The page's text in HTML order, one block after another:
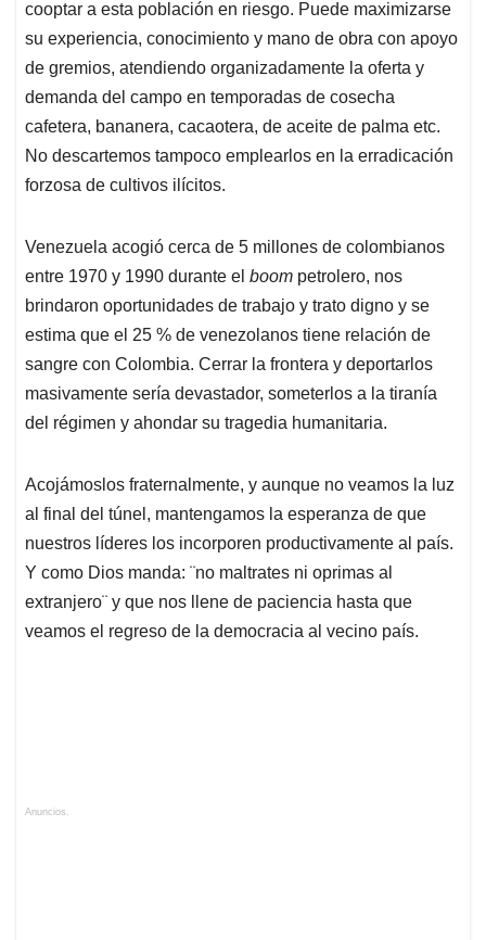
cooptar a esta población en riesgo. Puede maximizarse
su experiencia, conocimiento y mano de obra con apoyo
de gremios, atendiendo organizadamente la oferta y
demanda del campo en temporadas de cosecha
cafetera, bananera, cacaotera, de aceite de palma etc.
No descartemos tampoco emplearlos en la erradicación
forzosa de cultivos ilícitos.
Venezuela acogió cerca de 5 millones de colombianos
entre 1970 y 1990 durante el boom petrolero, nos
brindaron oportunidades de trabajo y trato digno y se
estima que el 25 % de venezolanos tiene relación de
sangre con Colombia. Cerrar la frontera y deportarlos
masivamente sería devastador, someterlos a la tiranía
del régimen y ahondar su tragedia humanitaria.
Acojámoslos fraternalmente, y aunque no veamos la luz
al final del túnel, mantengamos la esperanza de que
nuestros líderes los incorporen productivamente al país.
Y como Dios manda: ¨no maltrates ni oprimas al
extranjero¨ y que nos llene de paciencia hasta que
veamos el regreso de la democracia al vecino país.
Anuncios.